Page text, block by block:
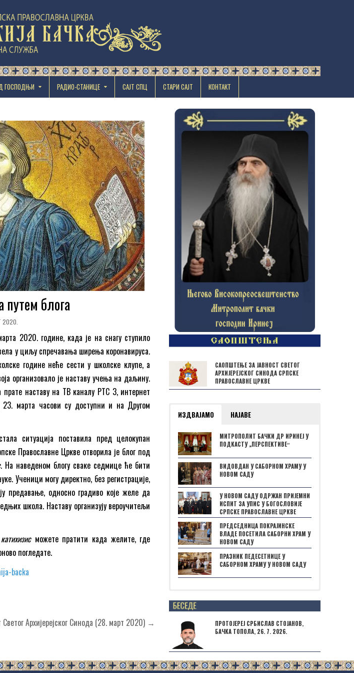
ГОСПОДЊИ РАДИО-СТАНИЦЕ САЈТ СПЦ СТАРИ САЈТ КОНТАКТ
путем блога
2020. године, када је на снагу ступило
у циљу спречавања ширења коронавируса.
године неће сести у школске клупе, а
организовало је наставу учења на даљину.
наставу на ТВ каналу РТС 3, интернет
марта часови су доступни и на Другом
ситуација поставила пред целокупан
Православне Цркве отворила је блог под
. На наведеном блогу сваке седмице ће бити
Ученици могу директно, без регистрације,
предавање, односно градиво које желе да
школа. Наставу организују вероучитељи
можете пратити када желите, где
погледате.
backa
Архијерејског Синода (28. март 2020) →
САОПШТЕЊЕ ЗА ЈАВНОСТ СВЕТОГ
АРХИЈЕРЕЈСКОГ СИНОДА СРПСКЕ
ПРАВОСЛАВНЕ ЦРКВЕ
ИЗДВАЈАМО НАЈАВЕ
МИТРОПОЛИТ БАЧКИ ДР ИРИНЕЈ У
ПОДКАСТУ „ПЕРСПЕКТИВЕˮ
ВИДОВДАН У САБОРНОМ ХРАМУ У
НОВОМ САДУ
У НОВОМ САДУ ОДРЖАН ПРИЈЕМНИ
ИСПИТ ЗА УПИС У БОГОСЛОВИЈЕ
СРПСКЕ ПРАВОСЛАВНЕ ЦРКВЕ
ПРЕДСЕДНИЦА ПОКРАЈИНСКЕ
ВЛАДЕ ПОСЕТИЛА САБОРНИ ХРАМ У
НОВОМ САДУ
ПРАЗНИК ПЕДЕСЕТНИЦЕ У
САБОРНОМ ХРАМУ У НОВОМ САДУ
Posts not found
ПРОТОЈЕРЕЈ СРБИСЛАВ СТОЈАНОВ,
БАЧКА ТОПОЛА, 26. 7. 2026.